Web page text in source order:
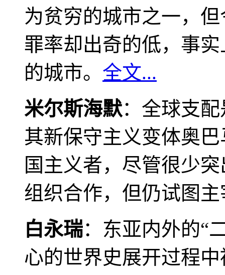
为贫穷的城市之一，
罪率却出奇的低，事
的城市。 全文...
米尔斯海默：全球支
其新保守主义变体奥
国主义者，尽管很少
组织合作，但仍试图
白永瑞：东亚内外的“
心的世界史展开过程